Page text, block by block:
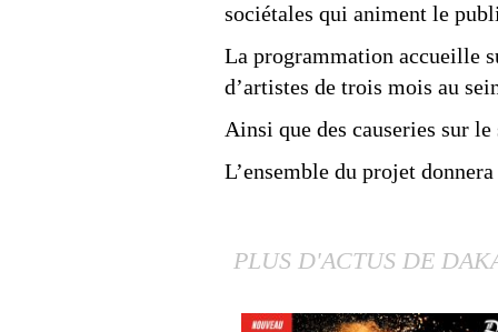
sociétales qui animent le
La programmation accueille
d’artistes de trois mois au
Ainsi que des causeries sur
L’ensemble du projet
PLUS D'ACTUS DE